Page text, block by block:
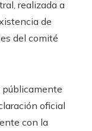
realizada a
de
del comité
públicamente
oficial
con la